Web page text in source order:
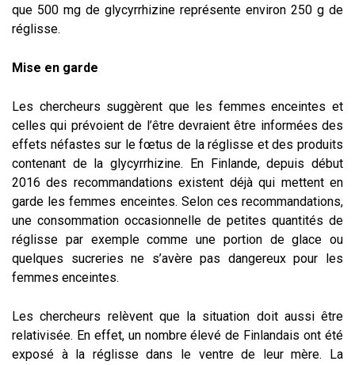
que 500 mg de glycyrrhizine représente environ 250 g de
réglisse.
Mise en garde
Les chercheurs suggèrent que les femmes enceintes et
celles qui prévoient de l’être devraient être informées des
effets néfastes sur le fœtus de la réglisse et des produits
contenant de la glycyrrhizine. En Finlande, depuis début
2016 des recommandations existent déjà qui mettent en
garde les femmes enceintes. Selon ces recommandations,
une consommation occasionnelle de petites quantités de
réglisse par exemple comme une portion de glace ou
quelques sucreries ne s’avère pas dangereux pour les
femmes enceintes.
Les chercheurs relèvent que la situation doit aussi être
relativisée. En effet, un nombre élevé de Finlandais ont été
exposé à la réglisse dans le ventre de leur mère. La